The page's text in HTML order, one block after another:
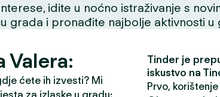
idite u noćno istraživanje s
grada i pronađite najbolje aktivnosti u
Valera:
ćete ih izvesti? Mi
za izlaske u gradu:
Tinder je
iskustvo na
Prvo,